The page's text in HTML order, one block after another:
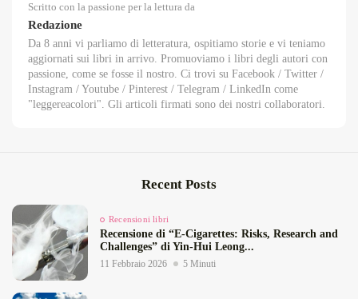
Scritto con la passione per la lettura da
Redazione
Da 8 anni vi parliamo di letteratura, ospitiamo storie e vi teniamo
aggiornati sui libri in arrivo. Promuoviamo i libri degli autori con
passione, come se fosse il nostro. Ci trovi su Facebook / Twitter /
Instagram / Youtube / Pinterest / Telegram / LinkedIn come
"leggereacolori". Gli articoli firmati sono dei nostri collaboratori.
Recent Posts
Recensioni libri
Recensione di “E‑Cigarettes: Risks, Research and
Challenges” di Yin‑Hui Leong...
11 Febbraio 2026 5 Minuti